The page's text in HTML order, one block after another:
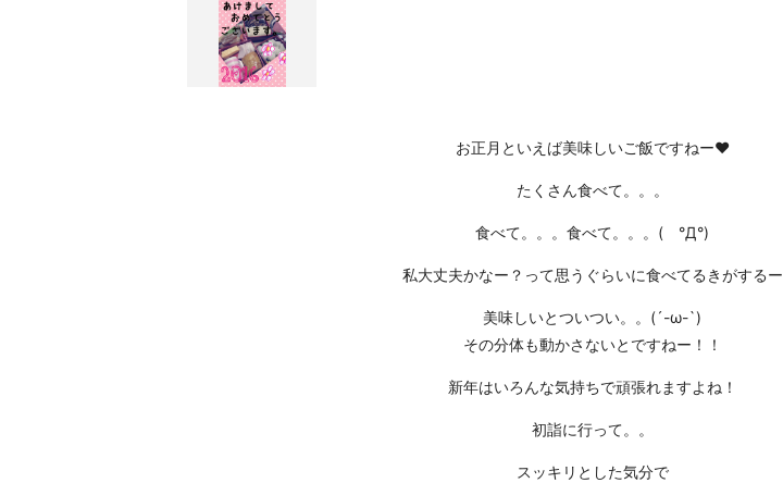
お正月といえば美味しいご飯ですねー❤
たくさん食べて。。。
食べて。。。食べて。。。( °Д°)
私大丈夫かなー？って思うぐらいに食べてるきがするー
美味しいとついつい。。(´-ω-`)
その分体も動かさないとですねー！！
新年はいろんな気持ちで頑張れますよね！
初詣に行って。。
スッキリとした気分で